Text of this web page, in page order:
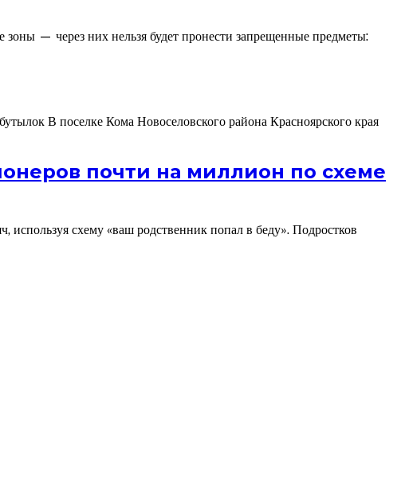
зоны — через них нельзя будет пронести запрещенные предметы:
В поселке Кома Новоселовского района Красноярского края
почти на миллион по схеме
используя схему «ваш родственник попал в беду». Подростков